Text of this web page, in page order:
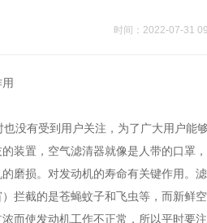
时间：2022-07-31
没有受到用户关注，为了广大用户能
装置，空气滤清器就像是人带的口罩
磨损。对发动机的寿命有关键作用。
拦截的是苍蝇蚊子和飞虫等，而新鲜
而使发动机工作不正常，所以平时要